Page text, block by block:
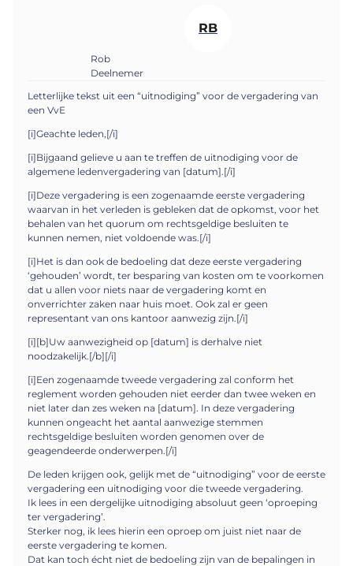
RB
Rob
Deelnemer
Letterlijke tekst uit een “uitnodiging” voor de vergadering van
een VvE
[i]Geachte leden,[/i]
[i]Bijgaand gelieve u aan te treffen de uitnodiging voor de
algemene ledenvergadering van [datum].[/i]
[i]Deze vergadering is een zogenaamde eerste vergadering
waarvan in het verleden is gebleken dat de opkomst, voor het
behalen van het quorum om rechtsgeldige besluiten te
kunnen nemen, niet voldoende was.[/i]
[i]Het is dan ook de bedoeling dat deze eerste vergadering
‘gehouden’ wordt, ter besparing van kosten om te voorkomen
dat u allen voor niets naar de vergadering komt en
onverrichter zaken naar huis moet. Ook zal er geen
representant van ons kantoor aanwezig zijn.[/i]
[i][b]Uw aanwezigheid op [datum] is derhalve niet
noodzakelijk.[/b][/i]
[i]Een zogenaamde tweede vergadering zal conform het
reglement worden gehouden niet eerder dan twee weken en
niet later dan zes weken na [datum]. In deze vergadering
kunnen ongeacht het aantal aanwezige stemmen
rechtsgeldige besluiten worden genomen over de
geagendeerde onderwerpen.[/i]
De leden krijgen ook, gelijk met de “uitnodiging” voor de eerste
vergadering een uitnodiging voor die tweede vergadering.
Ik lees in een dergelijke uitnodiging absoluut geen ‘oproeping
ter vergadering’.
Sterker nog, ik lees hierin een oproep om juist niet naar de
eerste vergadering te komen.
Dat kan toch écht niet de bedoeling zijn van de bepalingen in